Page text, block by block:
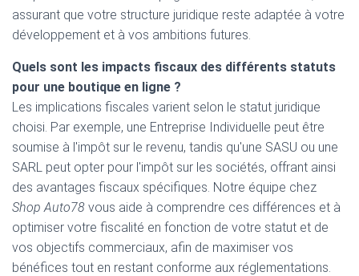
assurant que votre structure juridique reste adaptée à votre
développement et à vos ambitions futures.
Quels sont les impacts fiscaux des différents statuts
pour une boutique en ligne ?
Les implications fiscales varient selon le statut juridique
choisi. Par exemple, une Entreprise Individuelle peut être
soumise à l'impôt sur le revenu, tandis qu'une SASU ou une
SARL peut opter pour l'impôt sur les sociétés, offrant ainsi
des avantages fiscaux spécifiques. Notre équipe chez
Shop Auto78 vous aide à comprendre ces différences et à
optimiser votre fiscalité en fonction de votre statut et de
vos objectifs commerciaux, afin de maximiser vos
bénéfices tout en restant conforme aux réglementations.